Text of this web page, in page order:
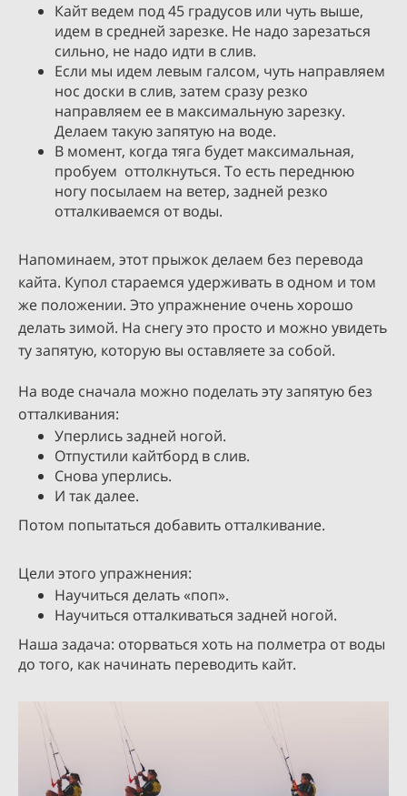
Кайт ведем под 45 градусов или чуть выше,
идем в средней зарезке. Не надо зарезаться
сильно, не надо идти в слив.
Если мы идем левым галсом, чуть направляем
нос доски в слив, затем сразу резко
направляем ее в максимальную зарезку.
Делаем такую запятую на воде.
В момент, когда тяга будет максимальная,
пробуем оттолкнуться. То есть переднюю
ногу посылаем на ветер, задней резко
отталкиваемся от воды.
Напоминаем, этот прыжок делаем без перевода
кайта. Купол стараемся удерживать в одном и том
же положении. Это упражнение очень хорошо
делать зимой. На снегу это просто и можно увидеть
ту запятую, которую вы оставляете за собой.
На воде сначала можно поделать эту запятую без
отталкивания:
Уперлись задней ногой.
Отпустили кайтборд в слив.
Снова уперлись.
И так далее.
Потом попытаться добавить отталкивание.
Цели этого упражнения:
Научиться делать «поп».
Научиться отталкиваться задней ногой.
Наша задача: оторваться хоть на полметра от воды
до того, как начинать переводить кайт.